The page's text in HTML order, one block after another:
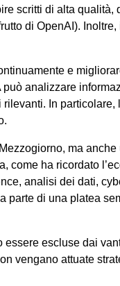
scritti di alta qualità,
di OpenAI).
e
analizzare
In particolare,
ma
come ha ricordato
analisi dei dati,
parte di una platea
escluse dai
vengano attuate